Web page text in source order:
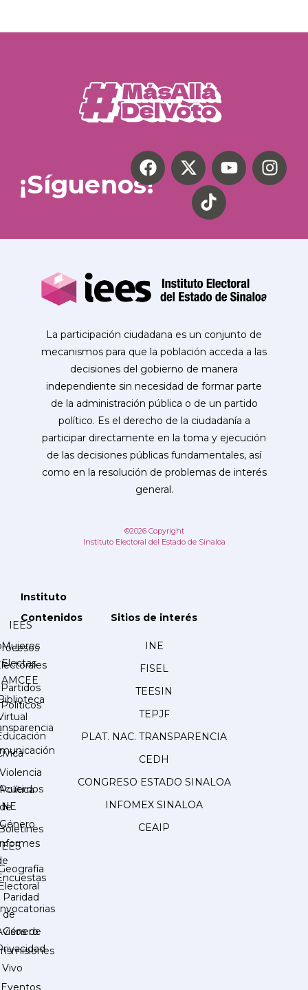
¡Síguenos!
La participación ciudadana es un conjunto de
mecanismos para que la población acceda a las
decisiones del gobierno de manera
independiente sin necesidad de formar parte
de la administración pública o de un partido
político. Es el derecho de la ciudadanía a
participar directamente en la toma y ejecución
de las decisiones públicas fundamentales, así
como en la resolución de problemas de interés
general.
©2026 Copyright
Instituto Electoral del Estado de Sinaloa
Instituto
IEES
Partidos
Políticos
de
Contenidos
Mujeres
Electas
AMCEE
Violencia
Política
de
Género
Paridad
de
Género
Eventos
Sitios de interés
INE
FISEL
TEESIN
TEPJF
PLAT. NAC. TRANSPARENCIA
CEDH
CONGRESO ESTADO SINALOA
INFOMEX SINALOA
CEAIP